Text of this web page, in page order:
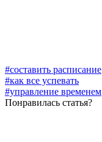
#составить расписание
#как все успевать
#управление временем
Понравилась статья?